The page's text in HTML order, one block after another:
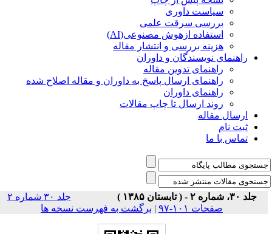
سیاست داوری
بررسی سرقت علمی
استفاده ازهوش مصنوعی(AI)
هزینه بررسی و انتشار مقاله
راهنمای نویسندگان و داوران
راهنمای تدوین مقاله
راهنمای ارسال پاسخ به داوران و مقاله اصلاح شده
راهنمای داوران
روند ارسال تا چاپ مقالات
ارسال مقاله
ثبت نام
تماس با ما
جلد ۳۰، شماره ۲ - ( تابستان ۱۳۸۵ )
جلد ۳۰ شماره ۲
صفحات ۱۰۱-۹۷
|برگشت به فهرست نسخه ها